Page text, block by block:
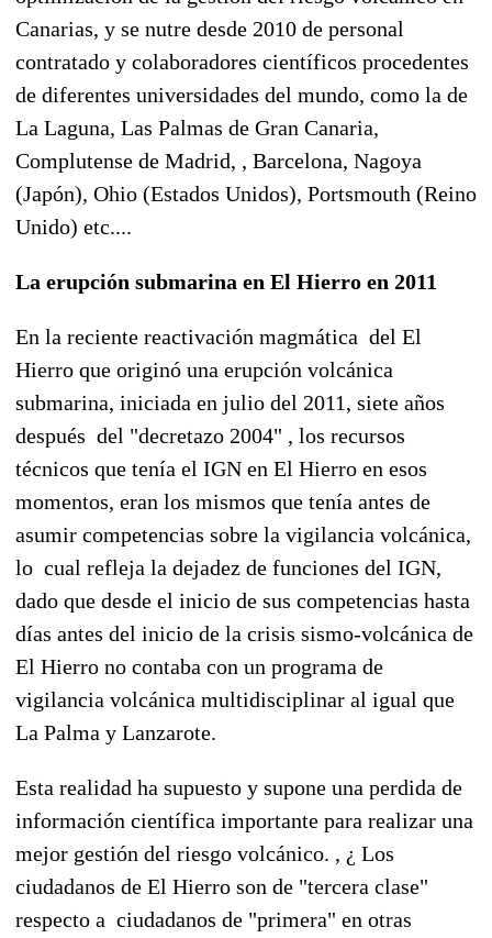
Canarias, y se nutre desde 2010 de personal
contratado y colaboradores científicos procedentes
de diferentes universidades del mundo, como la de
La Laguna, Las Palmas de Gran Canaria,
Complutense de Madrid, , Barcelona, Nagoya
(Japón), Ohio (Estados Unidos), Portsmouth (Reino
Unido) etc....
La erupción submarina en El Hierro en 2011
En la reciente reactivación magmática del El
Hierro que originó una erupción volcánica
submarina, iniciada en julio del 2011, siete años
después del "decretazo 2004" , los recursos
técnicos que tenía el IGN en El Hierro en esos
momentos, eran los mismos que tenía antes de
asumir competencias sobre la vigilancia volcánica,
lo cual refleja la dejadez de funciones del IGN,
dado que desde el inicio de sus competencias hasta
días antes del inicio de la crisis sismo-volcánica de
El Hierro no contaba con un programa de
vigilancia volcánica multidisciplinar al igual que
La Palma y Lanzarote.
Esta realidad ha supuesto y supone una perdida de
información científica importante para realizar una
mejor gestión del riesgo volcánico. , ¿ Los
ciudadanos de El Hierro son de "tercera clase"
respecto a ciudadanos de "primera" en otras